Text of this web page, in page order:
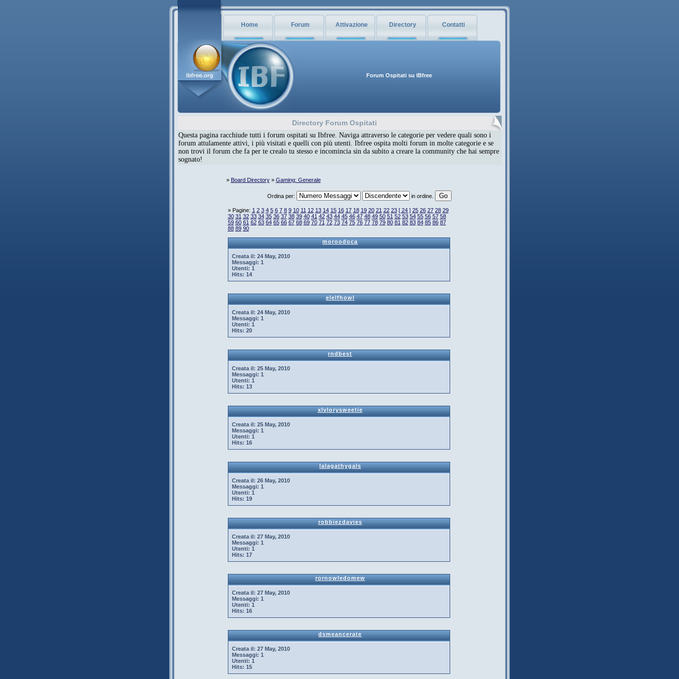
Home Forum Attivazione Directory Contatti
Forum Ospitati su IBfree
Directory Forum Ospitati
Questa pagina racchiude tutti i forum ospitati su Ibfree. Naviga attraverso le categorie per vedere quali sono i
forum attulamente attivi, i più visitati e quelli con più utenti. Ibfree ospita molti forum in molte categorie e se
non trovi il forum che fa per te crealo tu stesso e incomincia sin da subito a creare la community che hai sempre
sognato!
» Board Directory» Gaming: Generale
Ordina per: in ordine.
» Pagine: 1 2 3 4 5 6 7 8 9 10 11 12 13 14 15 16 17 18 19 20 21 22 23 [ 24 ] 25 26 27 28 29
30 31 32 33 34 35 36 37 38 39 40 41 42 43 44 45 46 47 48 49 50 51 52 53 54 55 56 57 58
59 60 61 62 63 64 65 66 67 68 69 70 71 72 73 74 75 76 77 78 79 80 81 82 83 84 85 86 87
88 89 90
moroodoca
Creata il: 24 May, 2010
Messaggi: 1
Utenti: 1
Hits: 14
elelfhowl
Creata il: 24 May, 2010
Messaggi: 1
Utenti: 1
Hits: 20
rndbest
Creata il: 25 May, 2010
Messaggi: 1
Utenti: 1
Hits: 13
xlvlorysweetie
Creata il: 25 May, 2010
Messaggi: 1
Utenti: 1
Hits: 16
lalagathygals
Creata il: 26 May, 2010
Messaggi: 1
Utenti: 1
Hits: 19
robbiezdavies
Creata il: 27 May, 2010
Messaggi: 1
Utenti: 1
Hits: 17
rornowledomew
Creata il: 27 May, 2010
Messaggi: 1
Utenti: 1
Hits: 16
dsmeancerate
Creata il: 27 May, 2010
Messaggi: 1
Utenti: 1
Hits: 15